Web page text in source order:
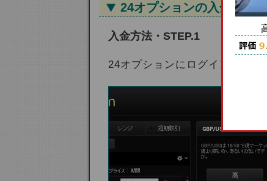
24オプションの入金方法を
入金方法・STEP.1
24オプションにログイン後に画